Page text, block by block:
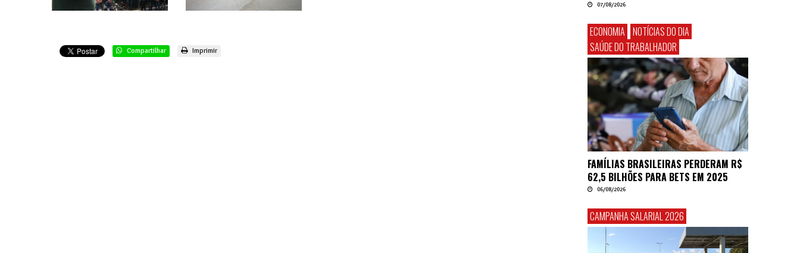
Compartilhar Imprimir
07/08/2026
ECONOMIA NOTÍCIAS DO DIA
SAÚDE DO TRABALHADOR
FAMÍLIAS BRASILEIRAS PERDERAM R$
62,5 BILHÕES PARA BETS EM 2025
06/08/2026
CAMPANHA SALARIAL 2026